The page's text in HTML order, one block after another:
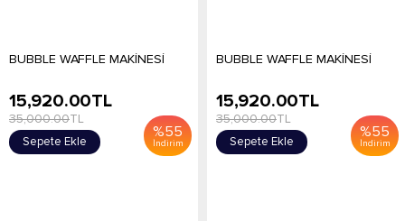
BUBBLE WAFFLE MAKİNESİ
%55
İndirim
15,920.00TL
35,000.00TL
Sepete Ekle
BUBBLE WAFFLE MAKİNESİ
%55
İndirim
15,920.00TL
35,000.00TL
Sepete Ekle